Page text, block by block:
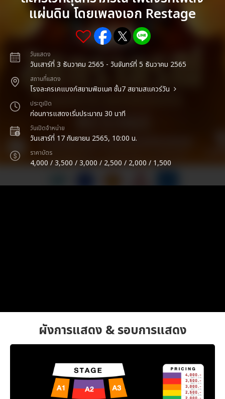
แผ่นดิน โดยเพลงเอก Restage
วันแสดง
วันเสาร์ที่ 3 ธันวาคม 2565 - วันจันทร์ที่ 5 ธันวาคม 2565
สถานที่แสดง
โรงละครเคแบงก์สยามพิฆเนศ ชั้น7 สยามสแควร์วัน
ประตูเปิด
ก่อนการแสดงเริ่มประมาณ 30 นาที
วันเปิดจำหน่าย
วันเสาร์ที่ 17 กันยายน 2565, 10:00 น.
ราคาบัตร
4,000 / 3,500 / 3,000 / 2,500 / 2,000 / 1,500
ผังการแสดง & รอบการแสดง